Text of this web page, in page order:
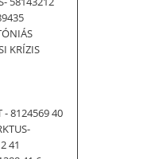
KRÍZIS
- 8124569 40
41